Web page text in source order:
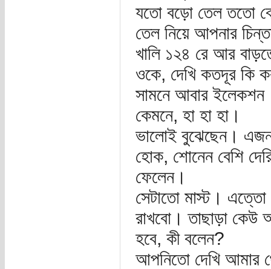
যতো বড়ো তেল ততো
তেল নিয়ে আপনার
খালি ১২৪ রে আর
ওকে, দেখি কতদূর কি
সামনে আবার
কেমনে, হা হা হা।
ভালোই বুঝেছেন।
হোক, শোনেন বেশি
ফেলেন।
সেটাতো মাস্ট। এত্তো
রাখবো। তাছাড়া কেউ
হবে, কী বলেন?
আপনিতো দেখি আমার